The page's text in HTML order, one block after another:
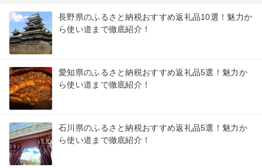
長野県のふるさと納税おすすめ返礼品10選！魅力か
ら使い道まで徹底紹介！
愛知県のふるさと納税おすすめ返礼品5選！魅力か
ら使い道まで徹底紹介！
石川県のふるさと納税おすすめ返礼品5選！魅力か
ら使い道まで徹底紹介！